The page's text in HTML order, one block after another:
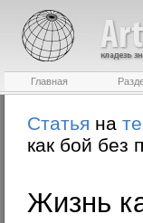
Главная
Статья на
как бой без
Жизнь